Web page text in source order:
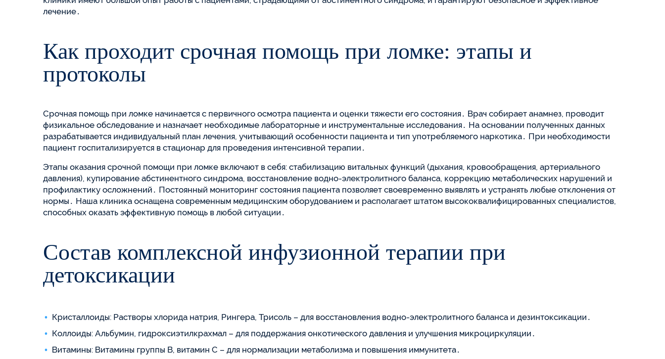
лечение․
Как проходит срочная помощь при ломке: этапы и
протоколы
Срочная помощь при ломке начинается с первичного осмотра пациента и оценки тяжести его состояния․ Врач собирает анамнез, проводит
физикальное обследование и назначает необходимые лабораторные и инструментальные исследования․ На основании полученных данных
разрабатывается индивидуальный план лечения, учитывающий особенности пациента и тип употребляемого наркотика․ При необходимости
пациент госпитализируется в стационар для проведения интенсивной терапии․
Этапы оказания срочной помощи при ломке включают в себя: стабилизацию витальных функций (дыхания, кровообращения, артериального
давления), купирование абстинентного синдрома, восстановление водно-электролитного баланса, коррекцию метаболических нарушений и
профилактику осложнений․ Постоянный мониторинг состояния пациента позволяет своевременно выявлять и устранять любые отклонения от
нормы․ Наша клиника оснащена современным медицинским оборудованием и располагает штатом высококвалифицированных специалистов,
способных оказать эффективную помощь в любой ситуации․
Состав комплексной инфузионной терапии при
детоксикации
Кристаллоиды: Растворы хлорида натрия, Рингера, Трисоль – для восстановления водно-электролитного баланса и дезинтоксикации․
Коллоиды: Альбумин, гидроксиэтилкрахмал – для поддержания онкотического давления и улучшения микроциркуляции․
Витамины: Витамины группы B, витамин C – для нормализации метаболизма и повышения иммунитета․